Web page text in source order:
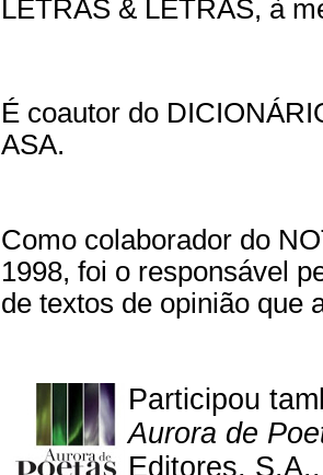
LETRAS & LETRAS, à
É coautor do
ASA.
Como colaborador do
1998, foi o responsável
de textos de opinião que
Participou
Aurora de
Editores,